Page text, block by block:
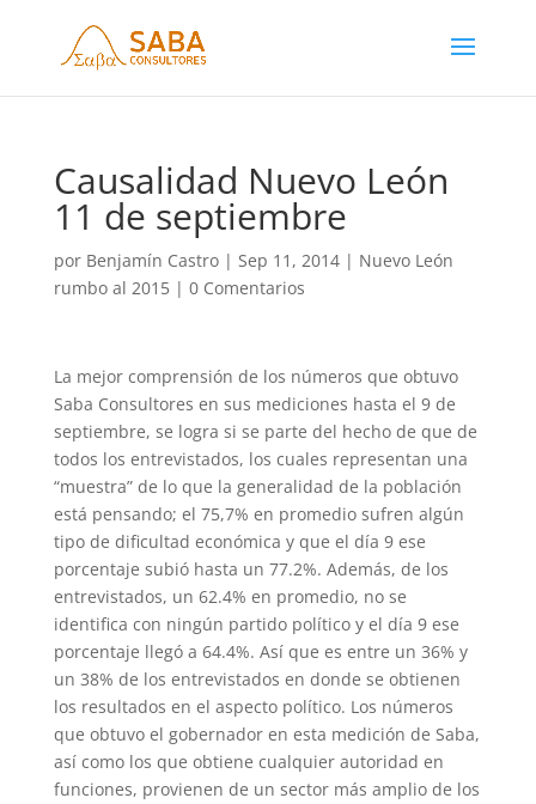
Causalidad Nuevo León
11 de septiembre
por Benjamín Castro| Sep 11, 2014| Nuevo León
rumbo al 2015| 0 Comentarios
La mejor comprensión de los números que obtuvo
Saba Consultores en sus mediciones hasta el 9 de
septiembre, se logra si se parte del hecho de que de
todos los entrevistados, los cuales representan una
“muestra” de lo que la generalidad de la población
está pensando; el 75,7% en promedio sufren algún
tipo de dificultad económica y que el día 9 ese
porcentaje subió hasta un 77.2%. Además, de los
entrevistados, un 62.4% en promedio, no se
identifica con ningún partido político y el día 9 ese
porcentaje llegó a 64.4%. Así que es entre un 36% y
un 38% de los entrevistados en donde se obtienen
los resultados en el aspecto político. Los números
que obtuvo el gobernador en esta medición de Saba,
así como los que obtiene cualquier autoridad en
funciones, provienen de un sector más amplio de los